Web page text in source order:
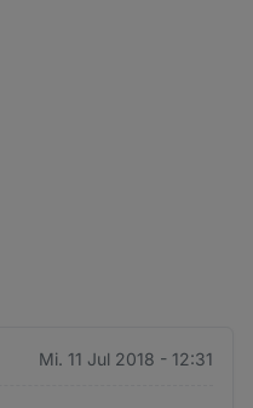
Mi. 11 Jul 2018 - 12:31